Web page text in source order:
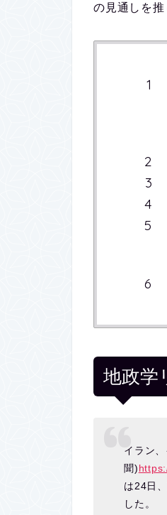
の見通しを推
地政学
イラン
聞)
は24日
した。